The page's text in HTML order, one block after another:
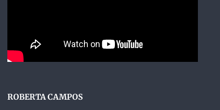
ROBERTA CAMPOS